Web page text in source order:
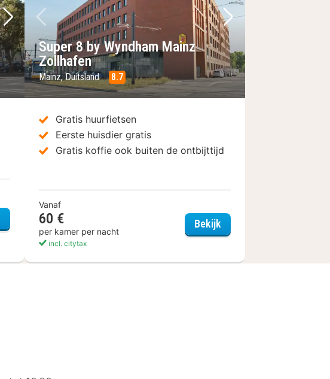
Volgende foto
Hotel Mainzer Hof
Vorige foto
Volgende foto
Super 8 by Wyndham Mainz
Zollhafen
Mainz, Duitsland 8.7
Gratis huurfietsen
Eerste huisdier gratis
Gratis koffie ook buiten de ontbijttijd
Vanaf
60 €
per kamer per nacht
incl. citytax
BekijkSuper 8 by Wyndham